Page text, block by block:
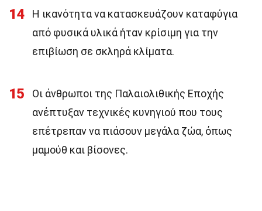
14
Η ικανότητα να κατασκευάζουν καταφύγια
από φυσικά υλικά ήταν κρίσιμη για την
επιβίωση σε σκληρά κλίματα.
15
Οι άνθρωποι της Παλαιολιθικής Εποχής
ανέπτυξαν τεχνικές κυνηγιού που τους
επέτρεπαν να πιάσουν μεγάλα ζώα, όπως
μαμούθ και βίσονες.